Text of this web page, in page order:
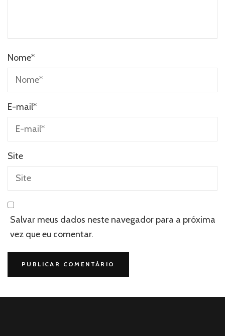
Nome*
E-mail*
Site
Salvar meus dados neste navegador para a próxima
vez que eu comentar.